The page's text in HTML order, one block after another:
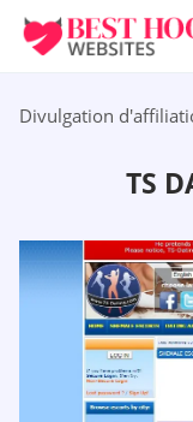
Divulgation
TS